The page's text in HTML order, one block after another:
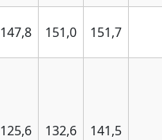
147,8 151,0 151,7
125,6 132,6 141,5